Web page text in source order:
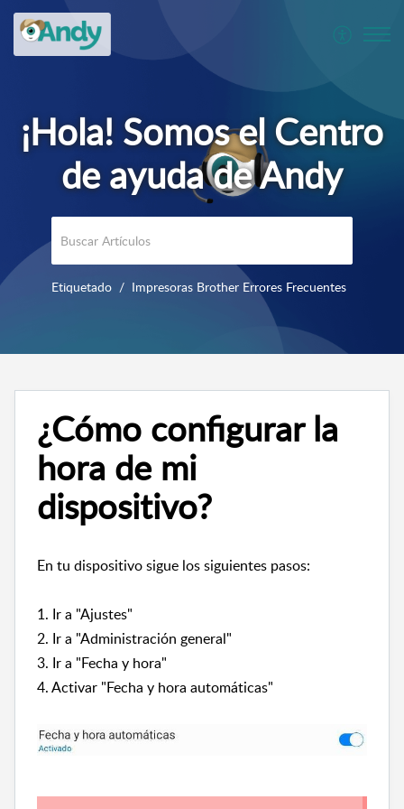
Etiquetado Impresoras Brother Errores Frecuentes
¿Cómo configurar la
hora de mi
dispositivo?
En tu dispositivo sigue los siguientes pasos:
1. Ir a "Ajustes"
2. Ir a "Administración general"
3. Ir a "Fecha y hora"
4. Activar "Fecha y hora automáticas"